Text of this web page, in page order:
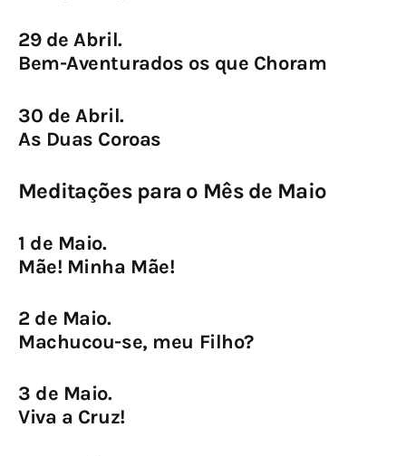
29 de Abril.
Bem-Aventurados os que Choram
30 de Abril.
As Duas Coroas
Meditações para o Mês de Maio
1 de Maio.
Mãe! Minha Mãe!
2 de Maio.
Machucou-se, meu Filho?
3 de Maio.
Viva a Cruz!